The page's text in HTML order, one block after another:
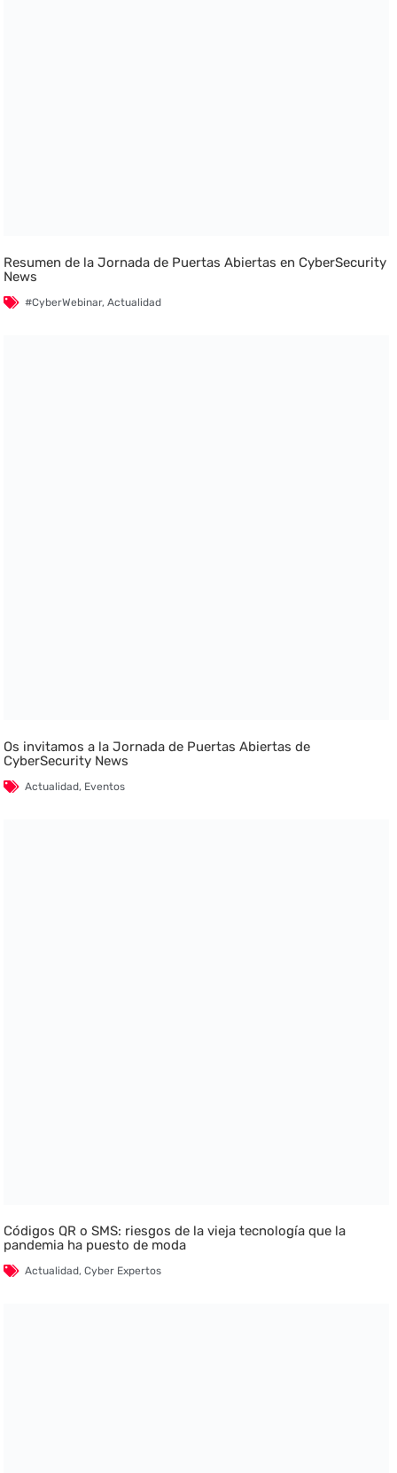
Resumen de la Jornada de Puertas Abiertas en CyberSecurity
News
#CyberWebinar,Actualidad
Os invitamos a la Jornada de Puertas Abiertas de
CyberSecurity News
Actualidad, Eventos
Códigos QR o SMS: riesgos de la vieja tecnología que la
pandemia ha puesto de moda
Actualidad,Cyber Expertos